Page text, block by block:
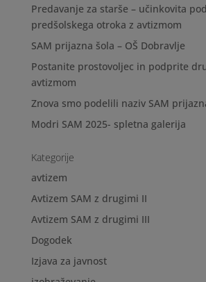
Predavanje za starše – učinkovita
predšolskega otroka z avtizmom
SAM prijazna šola – OŠ Dobravlje
Postanite prostovoljec in podprite
avtizmom
Znova smo podelili naziv SAM
Modri SAM 2025- spletna galerija
Kategorije
avtizem
Avtizem SAM z drugimi II
Avtizem SAM z drugimi III
Dogodek
Izjava za javnost